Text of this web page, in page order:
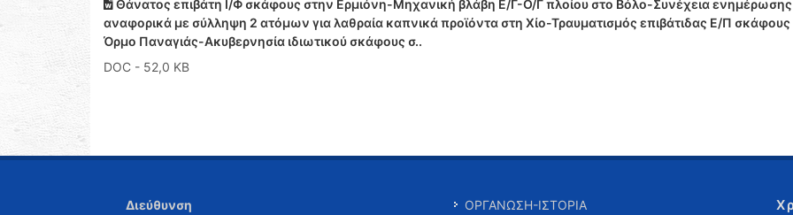
Θάνατος επιβάτη Ι/Φ σκάφους στην Ερμιόνη-Μηχανική βλάβη Ε/Γ-Ο/Γ πλοίου στο Βόλο-Συνέχεια ενημέρωσης
αναφορικά με σύλληψη 2 ατόμων για λαθραία καπνικά προϊόντα στη Χίο-Τραυματισμός επιβάτιδας Ε/Π
Όρμο Παναγιάς-Ακυβερνησία ιδιωτικού σκάφους σ..
DOC - 52,0 KB
Διεύθυνση
ΟΡΓΑΝΩΣΗ-ΙΣΤΟΡΙΑ